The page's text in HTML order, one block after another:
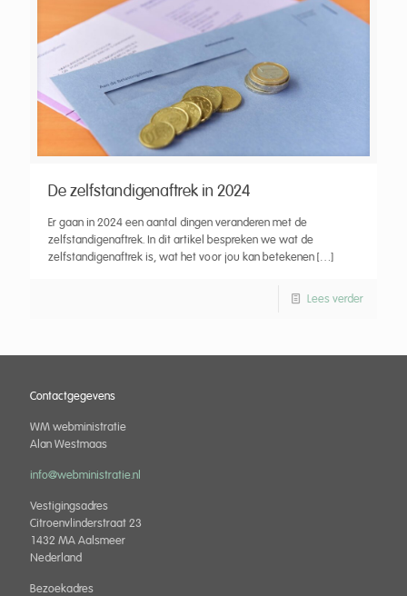
De zelfstandigenaftrek in 2024
Er gaan in 2024 een aantal dingen veranderen met de
zelfstandigenaftrek. In dit artikel bespreken we wat de
zelfstandigenaftrek is, wat het voor jou kan betekenen […]
Lees verder
Contactgegevens
WM webministratie
Alan Westmaas
info@webministratie.nl
Vestigingsadres
Citroenvlinderstraat 23
1432 MA Aalsmeer
Nederland
Bezoekadres